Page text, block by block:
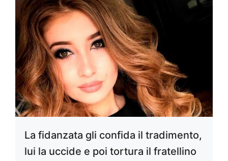
La fidanzata gli confida il tradimento,
lui la uccide e poi tortura il fratellino